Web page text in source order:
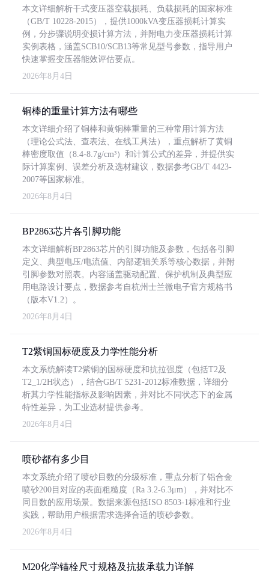
本文详细解析干式变压器空载损耗、负载损耗的国家标准
（GB/T 10228-2015），提供1000kVA变压器损耗计算实
例，分步骤说明变损计算方法，并附电力变压器损耗计算
实例表格，涵盖SCB10/SCB13等常见型号参数，指导用户
快速掌握变压器能效评估要点。
2026年8月4日
铜棒的重量计算方法有哪些
本文详细介绍了铜棒和黄铜棒重量的三种常用计算方法
（理论公式法、查表法、在线工具法），重点解析了黄铜
棒密度取值（8.4-8.7g/cm³）和计算公式的差异，并提供实
际计算案例、误差分析及选材建议，数据参考GB/T 4423-
2007等国家标准。
2026年8月4日
BP2863芯片各引脚功能
本文详细解析BP2863芯片的引脚功能及参数，包括各引脚
定义、典型电压/电流值、内部逻辑关系等核心数据，并附
引脚参数对照表。内容涵盖驱动配置、保护机制及典型应
用电路设计要点，数据参考自杭州士兰微电子官方规格书
（版本V1.2）。
2026年8月4日
T2紫铜国标硬度及力学性能分析
本文系统解读T2紫铜的国标硬度和抗拉强度（包括T2及
T2_1/2H状态），结合GB/T 5231-2012标准数据，详细分
析其力学性能指标及影响因素，并对比不同状态下的金属
特性差异，为工业选材提供参考。
2026年8月4日
喷砂都有多少目
本文系统介绍了喷砂目数的分级标准，重点分析了铝合金
喷砂200目对应的表面粗糙度（Ra 3.2-6.3μm），并对比不
同目数的应用场景。数据来源包括ISO 8503-1标准和行业
实践，帮助用户根据需求选择合适的喷砂参数。
2026年8月4日
M20化学锚栓尺寸规格及抗拔承载力详解